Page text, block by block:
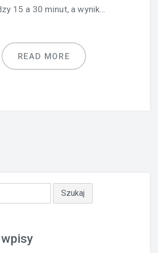
15 a 30 minut, a wynik…
READ MORE